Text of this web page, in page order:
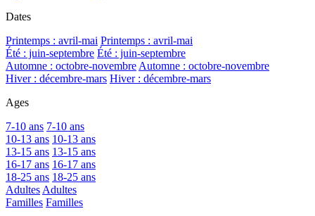
Dates
Printemps : avril-mai Printemps : avril-mai
Été : juin-septembre Été : juin-septembre
Automne : octobre-novembreAutomne : octobre-novembre
Hiver : décembre-mars Hiver : décembre-mars
Ages
7-10 ans 7-10 ans
10-13 ans 10-13 ans
13-15 ans 13-15 ans
16-17 ans 16-17 ans
18-25 ans 18-25 ans
AdultesAdultes
Familles Familles